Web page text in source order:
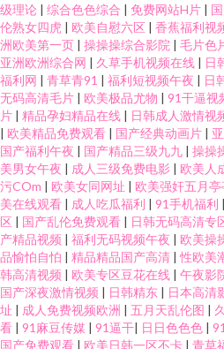
级理论 | 综合色色综合 | 免费网站H片 |
伦熟女四虎 | 欧美自慰六区 | 香蕉福利视
洲欧美第一页 | 操操操综合影院 | 毛片色
亚洲欧洲综合网 | 久草手机视频在线 | 日
福利网 | 青草青91 | 福利短视频午夜 | 日
无码高清毛片 | 欧美极品尤物 | 91干逼视
片 | 精品孕妇精品在线 | 日韩成人激情视
| 欧美精品免费观看 | 国产经典动画片 |
国产福利午夜 | 国产精品三级九九 | 操操
美男女午夜 | 成人三级免费电影 | 欧美人
污COm | 欧美女同网址 | 欧美强奸五月亭
美在线观看 | 成人吃瓜福利 | 91手机福利 |
区 | 国产乱伦免费观看 | 日韩无码高清专
产精品视频 | 福利无码视频午夜 | 欧美操
品愉怕自怕 | 精品精品国产高清 |性欧美
韩高清视频 | 欧美专区豆花在线 | 午夜影
国产深夜激情视频 | 日韩精东 | 日本高清
址 | 成人免费视频欧洲 | 五月天乱伦图 |
看 | 91麻豆传媒 | 91逼干| 日日色色色 |
国产免费观看 | 欧美日韩一区不卡 | 青草